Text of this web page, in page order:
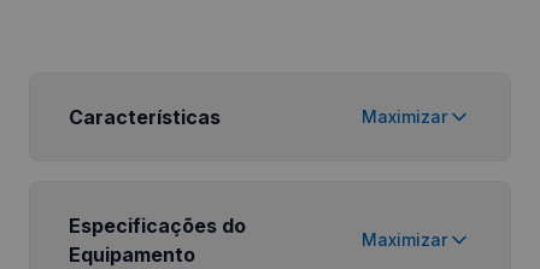
Características Maximizar
Especificações do
Equipamento
Maximizar